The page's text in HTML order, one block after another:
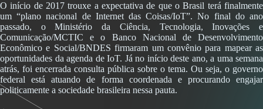
O início de 2017 trouxe a expectativa de que o Brasil terá finalmente
um “plano nacional de Internet das Coisas/IoT”. No final do ano
passado, o Ministério da Ciência, Tecnologia, Inovações e
Comunicação/MCTIC e o Banco Nacional de Desenvolvimento
Econômico e Social/BNDES firmaram um convênio para mapear as
oportunidades da agenda de IoT. Já no início deste ano, a uma semana
atrás, foi encerrada consulta pública sobre o tema. Ou seja, o governo
federal está atuando de forma coordenada e procurando engajar
politicamente a sociedade brasileira nessa pauta.